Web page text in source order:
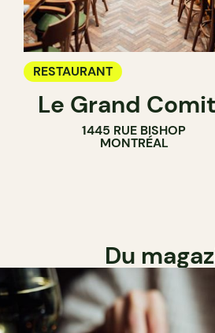
RESTAURANT
Le Grand
1445 RUE BISHOP
MONTRÉAL
Du